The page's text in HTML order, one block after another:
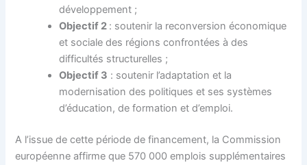
développement ;
Objectif 2 : soutenir la reconversion économique
et sociale des régions confrontées à des
difficultés structurelles ;
Objectif 3 : soutenir l’adaptation et la
modernisation des politiques et ses systèmes
d’éducation, de formation et d’emploi.
A l’issue de cette période de financement, la Commission
européenne affirme que 570 000 emplois supplémentaires